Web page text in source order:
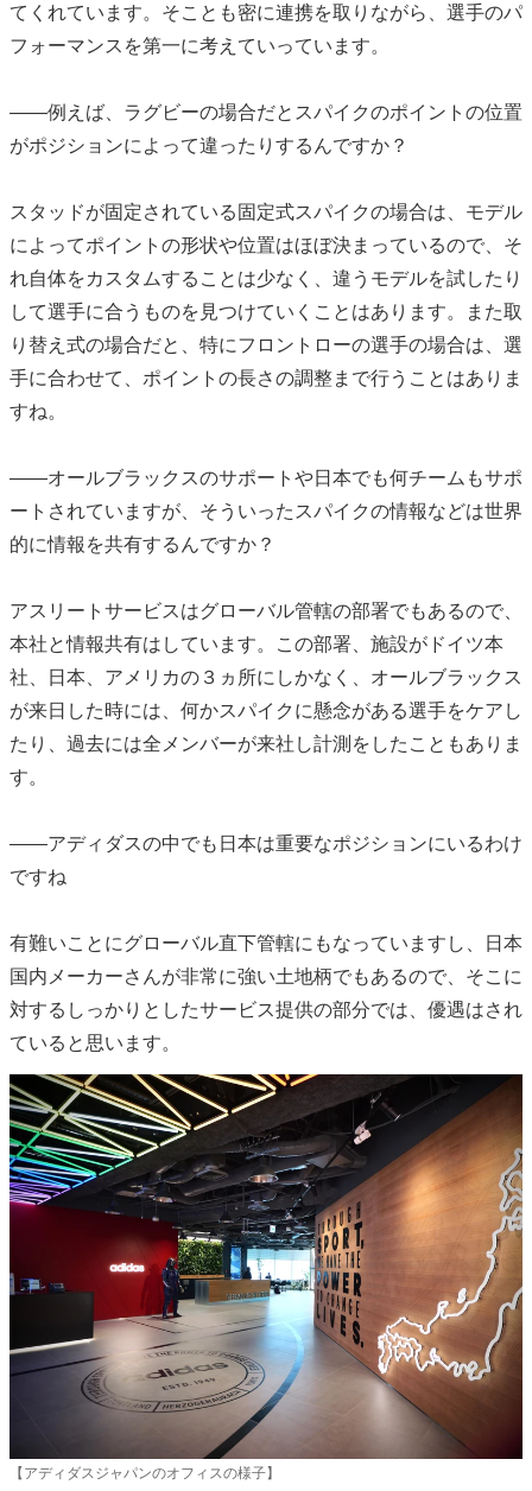
てくれています。そことも密に連携を取りながら、選手のパ
フォーマンスを第一に考えていっています。
――例えば、ラグビーの場合だとスパイクのポイントの位置
がポジションによって違ったりするんですか？
スタッドが固定されている固定式スパイクの場合は、モデル
によってポイントの形状や位置はほぼ決まっているので、そ
れ自体をカスタムすることは少なく、違うモデルを試したり
して選手に合うものを見つけていくことはあります。また取
り替え式の場合だと、特にフロントローの選手の場合は、選
手に合わせて、ポイントの長さの調整まで行うことはありま
すね。
――オールブラックスのサポートや日本でも何チームもサポ
ートされていますが、そういったスパイクの情報などは世界
的に情報を共有するんですか？
アスリートサービスはグローバル管轄の部署でもあるので、
本社と情報共有はしています。この部署、施設がドイツ本
社、日本、アメリカの３ヵ所にしかなく、オールブラックス
が来日した時には、何かスパイクに懸念がある選手をケアし
たり、過去には全メンバーが来社し計測をしたこともありま
す。
――アディダスの中でも日本は重要なポジションにいるわけ
ですね
有難いことにグローバル直下管轄にもなっていますし、日本
国内メーカーさんが非常に強い土地柄でもあるので、そこに
対するしっかりとしたサービス提供の部分では、優遇はされ
ていると思います。
【アディダスジャパンのオフィスの様子】